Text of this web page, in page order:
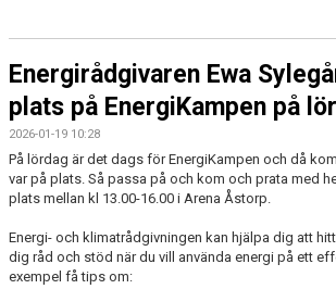
Energirådgivaren Ewa
plats på EnergiKampen på
2026-01-19 10:28
På lördag är det dags för EnergiKampen och då
var på plats. Så passa på och kom och prata med
plats mellan kl 13.00-16.00 i Arena Åstorp.
Energi- och klimatrådgivningen kan hjälpa dig att
dig råd och stöd när du vill använda energi på ett
exempel få tips om: